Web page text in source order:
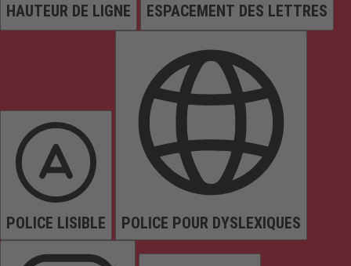
HAUTEUR DE LIGNE ESPACEMENT DES LETTRES
POLICE LISIBLE POLICE POUR DYSLEXIQUES